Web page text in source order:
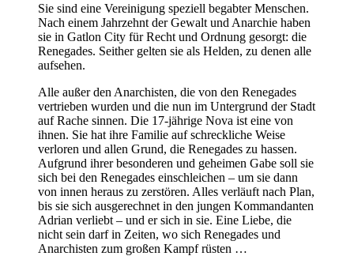
Sie sind eine Vereinigung speziell begabter Menschen.
Nach einem Jahrzehnt der Gewalt und Anarchie haben
sie in Gatlon City für Recht und Ordnung gesorgt: die
Renegades. Seither gelten sie als Helden, zu denen alle
aufsehen.
Alle außer den Anarchisten, die von den Renegades
vertrieben wurden und die nun im Untergrund der Stadt
auf Rache sinnen. Die 17-jährige Nova ist eine von
ihnen. Sie hat ihre Familie auf schreckliche Weise
verloren und allen Grund, die Renegades zu hassen.
Aufgrund ihrer besonderen und geheimen Gabe soll sie
sich bei den Renegades einschleichen – um sie dann
von innen heraus zu zerstören. Alles verläuft nach Plan,
bis sie sich ausgerechnet in den jungen Kommandanten
Adrian verliebt – und er sich in sie. Eine Liebe, die
nicht sein darf in Zeiten, wo sich Renegades und
Anarchisten zum großen Kampf rüsten …